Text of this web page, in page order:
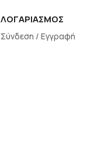
ΛΟΓΑΡΙΑΣΜΟΣ
Σύνδεση / Εγγραφή